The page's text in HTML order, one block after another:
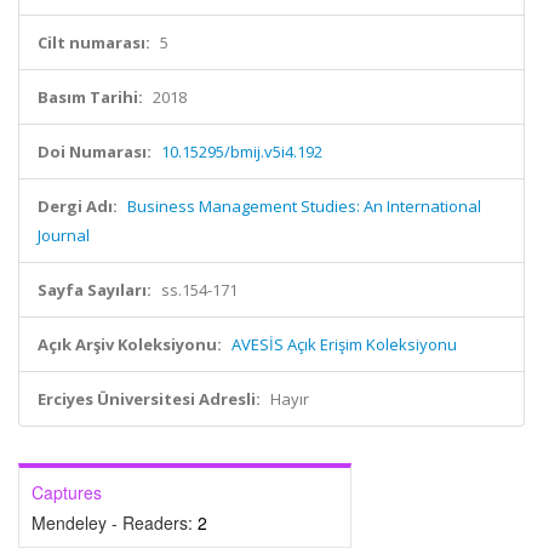
Cilt numarası: 5
Basım Tarihi: 2018
Doi Numarası: 10.15295/bmij.v5i4.192
Dergi Adı: Business Management Studies: An International
Journal
Sayfa Sayıları: ss.154-171
Açık Arşiv Koleksiyonu: AVESİS Açık Erişim Koleksiyonu
Erciyes Üniversitesi Adresli: Hayır
Captures
Mendeley - Readers: 2